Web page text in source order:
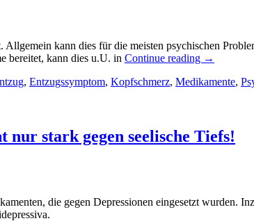
kann dies für die meisten psychischen
bereitet, kann dies u.U. in Continue reading →
, Entzugssymptom, Kopfschmerz, Medikamente,
stark gegen seelische Tiefs!
die gegen Depressionen eingesetzt wurden.